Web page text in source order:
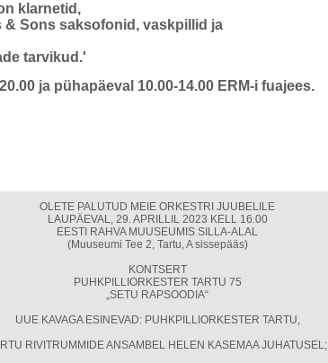
klarnetid,
Sons saksofonid, vaskpillid ja
tarvikud.'
ja pühapäeval 10.00-14.00 ERM-i fuajees.
OLETE PALUTUD MEIE ORKESTRI JUUBELILE
LAUPÄEVAL, 29. APRILLIL 2023 KELL 16.00
EESTI RAHVA MUUSEUMIS SILLA-ALAL
(Muuseumi Tee 2, Tartu, A sissepääs)
KONTSERT
PUHKPILLIORKESTER TARTU 75
„SETU RAPSOODIA“
UUE KAVAGA ESINEVAD: PUHKPILLIORKESTER TARTU,
RIVITRUMMIDE ANSAMBEL HELEN KASEMAA JUHATUSEL;